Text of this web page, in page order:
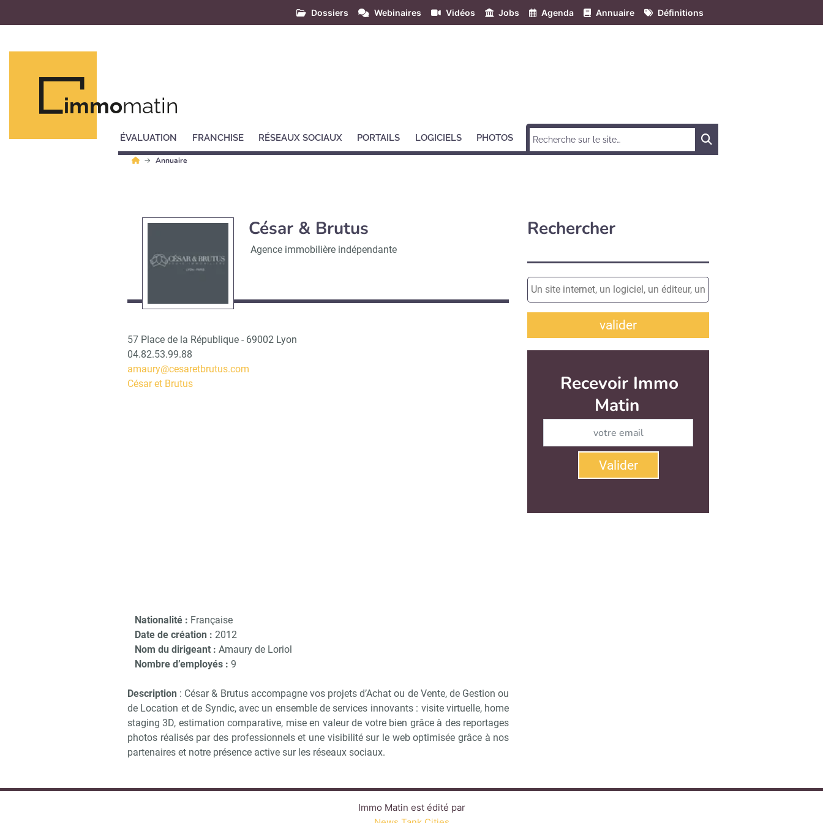
Dossiers Webinaires Vidéos Jobs Agenda Annuaire Définitions
immomatin
ÉVALUATION FRANCHISE RÉSEAUX SOCIAUX PORTAILS LOGICIELS PHOTOS
Annuaire
César & Brutus
Agence immobilière indépendante
57 Place de la République - 69002 Lyon
04.82.53.99.88
amaury@cesaretbrutus.com
César et Brutus
Nationalité : Française
Date de création : 2012
Nom du dirigeant : Amaury de Loriol
Nombre d’employés : 9
Description : César & Brutus accompagne vos projets d’Achat ou de Vente, de Gestion ou
de Location et de Syndic, avec un ensemble de services innovants : visite virtuelle, home
staging 3D, estimation comparative, mise en valeur de votre bien grâce à des reportages
photos réalisés par des professionnels et une visibilité sur le web optimisée grâce à nos
partenaires et notre présence active sur les réseaux sociaux.
Rechercher
valider
Recevoir Immo
Matin
Valider
Immo Matin est édité par